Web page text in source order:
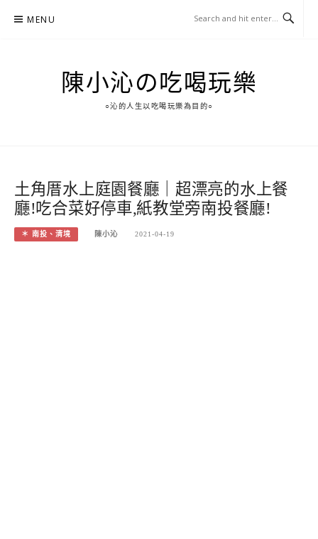
MENU
陳小沁の吃喝玩樂
○沁的人生以吃喝玩樂為目的○
土角厝水上庭園餐廳｜超漂亮的水上餐
廳!吃合菜好停車,紙教堂旁南投餐廳!
＊ 南投、清境 陳小沁 2021-04-19